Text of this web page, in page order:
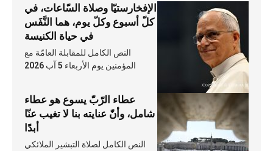
الإفخارستيّا وصلاة السّاعات، في
كلّ أسبوع وكلّ يوم، هما النَّفَس
في حياة الكنيسة
النص الكامل للمقابلة العامّة مع
المؤمنين يوم الأربعاء 5 آب 2026
عطاء الرّبّ يسوع هو عطاء
شامل، وأنّ عنايته بنا لا تغيب عنّا
أبدًا
النص الكامل لصلاة التبشير الملائكي